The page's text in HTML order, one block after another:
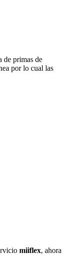
de primas de
por lo cual las
miiflex, ahora